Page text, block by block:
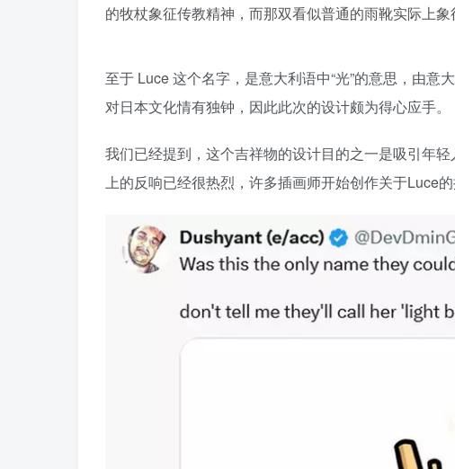
的牧杖象征传教精神，而那双看似普通的雨靴实际上象
至于 Luce 这个名字，是意大利语中“光”的意思，由
对日本文化情有独钟，因此此次的设计颇为得心应手。
我们已经提到，这个吉祥物的设计目的之一是吸引年
上的反响已经很热烈，许多插画师开始创作关于Luce